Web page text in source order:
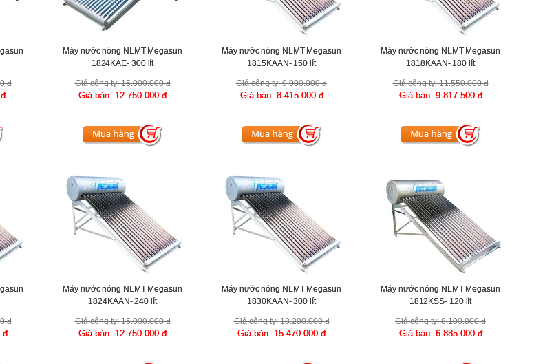
đ
Máy nước nóng NLMT Megasun
1824KAE- 300 lít
Giá công ty:15.000.000 đ
Giá bán: 12.750.000 đ
Máy nước nóng NLMT Megasun
1815KAAN- 150 lít
Giá công ty:9.900.000 đ
Giá bán: 8.415.000 đ
Máy nước nóng NLMT Megasun
1818KAAN- 180 lít
Giá công ty:11.550.000 đ
Giá bán: 9.817.500 đ
đ
đ
Máy nước nóng NLMT Megasun
1824KAAN- 240 lít
Giá công ty:15.000.000 đ
Giá bán: 12.750.000 đ
Máy nước nóng NLMT Megasun
1830KAAN- 300 lít
Giá công ty:18.200.000 đ
Giá bán: 15.470.000 đ
Máy nước nóng NLMT Megasun
1812KSS- 120 lít
Giá công ty:8.100.000 đ
Giá bán: 6.885.000 đ